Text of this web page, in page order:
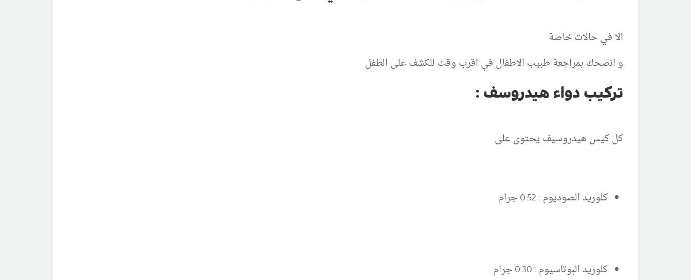
الا في حالات خاصة
و انصحك بمراجعة طبيب الاطفال في اقرب وقت للكشف على الطفل
تركيب دواء هيدروسف :
كل كيس هيدروسيف يحتوى على:
كلوريد الصوديوم : 0.52 جرام
كلوريد البوتاسيوم : 0.30 جرام